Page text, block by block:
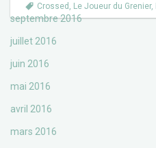
septembre 2016
juillet 2016
juin 2016
mai 2016
avril 2016
mars 2016
Crossed , Le Joueur du Grenier,